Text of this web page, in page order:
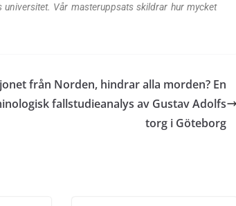
Vår masteruppsats skildrar hur mycket
från Norden, hindrar alla morden? En
fallstudieanalys av Gustav Adolfs
torg i Göteborg